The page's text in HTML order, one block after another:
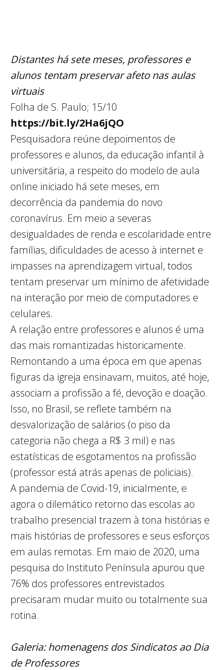
Distantes há sete meses, professores e
alunos tentam preservar afeto nas aulas
virtuais
Folha de S. Paulo; 15/10
https://bit.ly/2Ha6jQO
Pesquisadora reúne depoimentos de
professores e alunos, da educação infantil à
universitária, a respeito do modelo de aula
online iniciado há sete meses, em
decorrência da pandemia do novo
coronavírus. Em meio a severas
desigualdades de renda e escolaridade entre
famílias, dificuldades de acesso à internet e
impasses na aprendizagem virtual, todos
tentam preservar um mínimo de afetividade
na interação por meio de computadores e
celulares.
A relação entre professores e alunos é uma
das mais romantizadas historicamente.
Remontando a uma época em que apenas
figuras da igreja ensinavam, muitos, até hoje,
associam a profissão a fé, devoção e doação.
Isso, no Brasil, se reflete também na
desvalorização de salários (o piso da
categoria não chega a R$ 3 mil) e nas
estatísticas de esgotamentos na profissão
(professor está atrás apenas de policiais).
A pandemia de Covid-19, inicialmente, e
agora o dilemático retorno das escolas ao
trabalho presencial trazem à tona histórias e
mais histórias de professores e seus esforços
em aulas remotas. Em maio de 2020, uma
pesquisa do Instituto Península apurou que
76% dos professores entrevistados
precisaram mudar muito ou totalmente sua
rotina.
Galeria: homenagens dos Sindicatos ao Dia
de Professores